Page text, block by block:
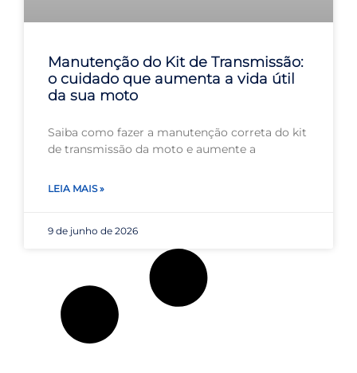
Manutenção do Kit de Transmissão:
o cuidado que aumenta a vida útil
da sua moto
Saiba como fazer a manutenção correta do kit
de transmissão da moto e aumente a
LEIA MAIS »
9 de junho de 2026